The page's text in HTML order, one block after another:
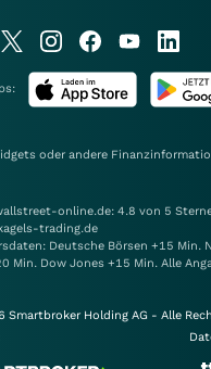
oder andere
online.de: 4.8 von 5
trading.de
Deutsche Börsen +15 Min.
Min. Dow Jones +15 Min. Alle
Holding AG - Alle